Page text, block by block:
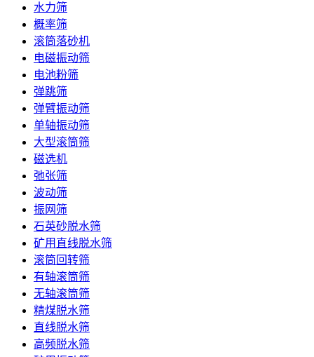
水力筛
概率筛
滚筒落砂机
电磁振动筛
电池粉筛
弹跳筛
弹臂振动筛
单轴振动筛
大型滚筒筛
磁选机
弛张筛
波动筛
振网筛
石英砂脱水筛
矿用直线脱水筛
滚筒回转筛
有轴滚筒筛
无轴滚筒筛
精煤脱水筛
直线脱水筛
高频脱水筛